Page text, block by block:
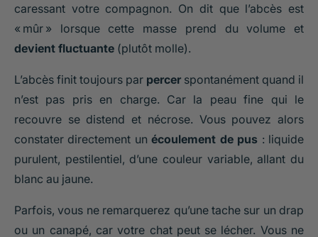
caressant votre compagnon. On dit que l’abcès est
« mûr » lorsque cette masse prend du volume et
devient fluctuante (plutôt molle).
L’abcès finit toujours par percer spontanément quand il
n’est pas pris en charge. Car la peau fine qui le
recouvre se distend et nécrose. Vous pouvez alors
constater directement unécoulement de pus : liquide
purulent, pestilentiel, d’une couleur variable, allant du
blanc au jaune.
Parfois, vous ne remarquerez qu’une tache sur un drap
ou un canapé, car votre chat peut se lécher. Vous ne